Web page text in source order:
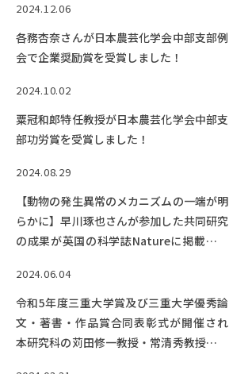
2024.12.06
各務杏奈さんが日本農芸化学会中部支部例
会で企業奨励賞を受賞しました！
2024.10.02
粟冠和郎特任教授が日本農芸化学会中部支
部功労賞を受賞しました！
2024.08.29
【動物の発生異常のメカニズムの一端が明
らかに】早川琢也さんが参加した共同研究
の成果が英国の科学誌Natureに掲載され
2024.06.04
令和5年度三重大学賞及び三重大学優秀論
文・著書・作品賞合同表彰式が開催され
本研究科の苅田修一教授・常清秀教授らが